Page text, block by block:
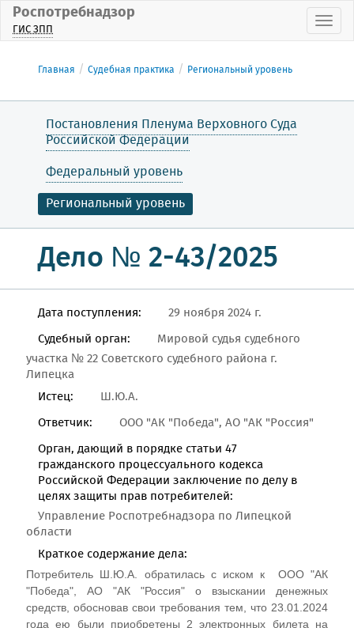
Роспотребнадзор
ГИС ЗПП
Главная Судебная практика Региональный уровень
Постановления Пленума Верховного Суда
Российской Федерации
Федеральный уровень
Региональный уровень
Дело № 2-43/2025
Дата поступления:
29 ноября 2024 г.
Судебный орган:
Мировой судья судебного
участка № 22 Советского судебного района г.
Липецка
Истец:
Ш.Ю.А.
Ответчик:
ООО "АК "Победа", АО "АК "Россия"
Орган, дающий в порядке статьи 47
гражданского процессуального кодекса
Российской Федерации заключение по делу в
целях защиты прав потребителей:
Управление Роспотребнадзора по Липецкой
области
Краткое содержание дела:
Потребитель Ш.Ю.А. обратилась с иском к ООО "АК
"Победа", АО "АК "Россия" о взыскании денежных
средств, обосновав свои требования тем, что 23.01.2024
года ею были приобретены 2 электронных билета на